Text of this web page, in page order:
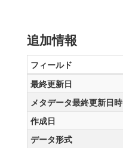
追加情報
フィールド
最終更新日
メタデータ最終更新日時
作成日
データ形式